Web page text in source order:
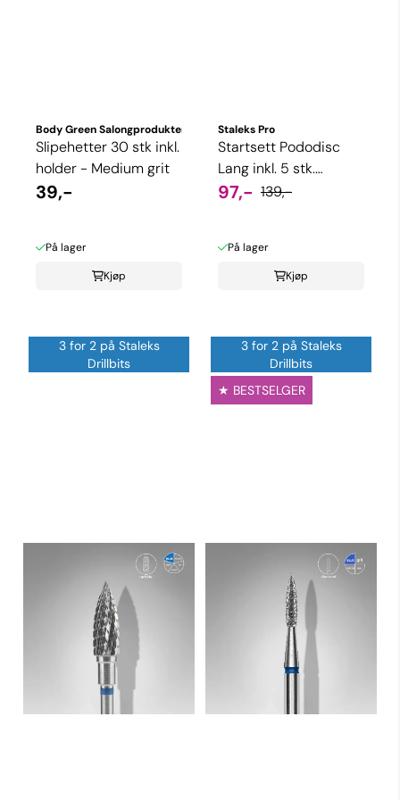
Body Green Salongprodukter
Slipehetter 30 stk inkl.
holder - Medium grit
39,-
På lager
Kjøp
Staleks Pro
Startsett Pododisc
Lang inkl. 5 stk.
slipeskiver (Velg
97,- 139,-
På lager
Kjøp
3 for 2 på Staleks
Drillbits
3 for 2 på Staleks
Drillbits
★ BESTSELGER